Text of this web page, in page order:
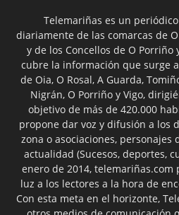
Telemariñas es un
diariamente de las comarcas de
y de los Concellos de O Porriño
cubre la información que surge
de Oia, O Rosal, A Guarda,
Nigrán, O Porriño y Vigo,
objetivo de más de 420.000
propone dar voz y difusión a los
zona o asociaciones, personajes
actualidad (Sucesos, deportes,
enero de 2014,
luz a los lectores a la hora de
Con esta meta en el horizonte,